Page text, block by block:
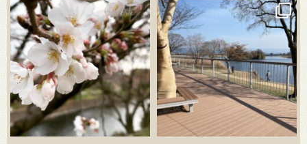
3月 20 3月 18